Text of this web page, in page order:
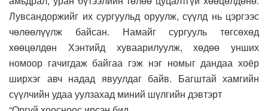
Лувсандоржийг их сургуульд оруулж, сүүлд нь цэргээс
чөлөөлүүлж байсан. Намайг сургууль төгсөхөд
хөөцөлдөн Хэнтийд хуваарилуулж, хөдөө унших
номоор гачигдаж байгаа гэж нэг номыг дандаа хоёр
ширхэг авч надад явуулдаг байв. Багштай хамгийн
сүүлчийн удаа уулзахад миний шүлгийн дэвтэрт